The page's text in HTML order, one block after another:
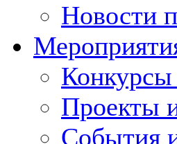
Новости
Проекты
События